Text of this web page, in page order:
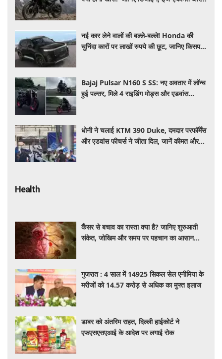
नई कार लेने वालों की बल्ले-बल्ले! Honda की
चुनिंदा कारों पर लाखों रुपये की छूट, जानिए किसपर-
Bajaj Pulsar N160 S SS: नए अवतार में लॉन्च
हुई पल्सर, मिले 4 राइडिंग मोड्स और एडवांस
धोनी ने चलाई KTM 390 Duke, दमदार परफॉर्मेंस
और एडवांस फीचर्स ने जीता दिल, जानें कीमत और
Health
कैंसर से बचाव का रास्ता क्या है? जानिए शुरुआती
संकेत, जोखिम और समय पर पहचान का आसान
गुजरात : 4 साल में 14925 सिकल सेल एनीमिया के
मरीजों को 14.57 करोड़ से अधिक का मुफ्त इलाज
डाबर को अंतरिम राहत, दिल्ली हाईकोर्ट ने
एफएसएसएआई के आदेश पर लगाई रोक